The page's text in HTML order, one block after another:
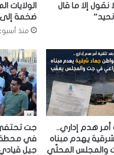
نقول إلا ما قال
نحيد”
الولايات
ضخمة إلى
منذ
هدم إداري..
يهدم مبناه
والمجلس المحلّي
جت تحتفي
في محطة
جيلٍ